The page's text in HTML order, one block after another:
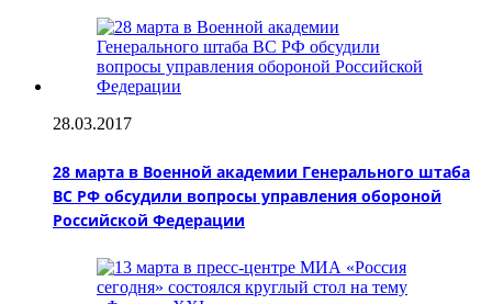
28.03.2017
28 марта в Военной академии Генерального штаба
ВС РФ обсудили вопросы управления обороной
Российской Федерации